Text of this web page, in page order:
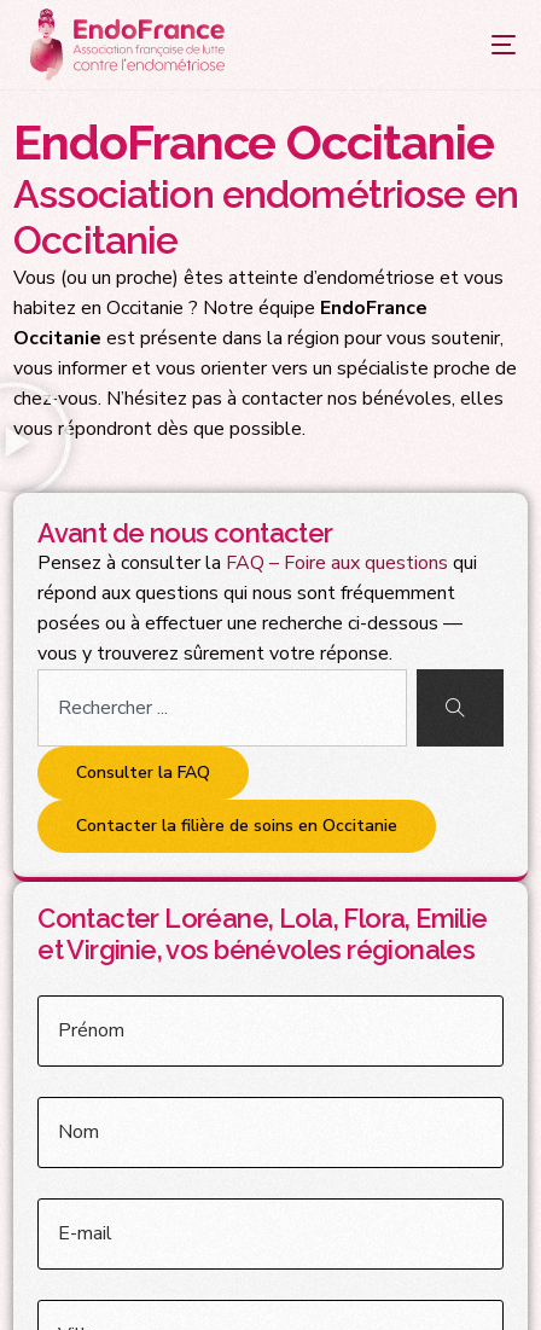
principal
EndoFrance Occitanie
Association endométriose en
Occitanie
Vous (ou un proche) êtes atteinte d’endométriose et vous
habitez en Occitanie ? Notre équipe EndoFrance
Occitanie est présente dans la région pour vous soutenir,
vous informer et vous orienter vers un spécialiste proche de
chez-vous. N’hésitez pas à contacter nos bénévoles, elles
vous répondront dès que possible.
Avant de nous contacter
Pensez à consulter la FAQ – Foire aux questions qui
répond aux questions qui nous sont fréquemment
posées ou à effectuer une recherche ci-dessous —
vous y trouverez sûrement votre réponse.
Consulter la FAQ
Contacter la filière de soins en Occitanie
Contacter Loréane, Lola, Flora, Emilie
et Virginie, vos bénévoles régionales